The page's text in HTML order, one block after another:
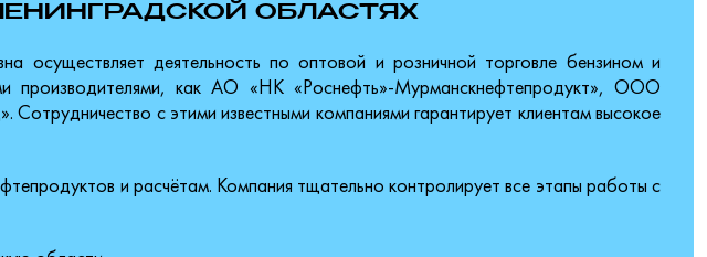
ОБЛАСТЯХ
осуществляет деятельность по оптовой и розничной торговле бензином и
производителями, как АО «НК «Роснефть»-Мурманскнефтепродукт», ООО
с этими известными компаниями гарантирует клиентам высокое
и расчётам. Компания тщательно контролирует все этапы работы с